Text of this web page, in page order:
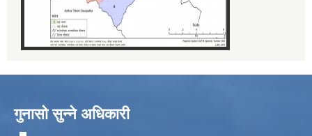
गुनासो सुन्ने अधिकारी